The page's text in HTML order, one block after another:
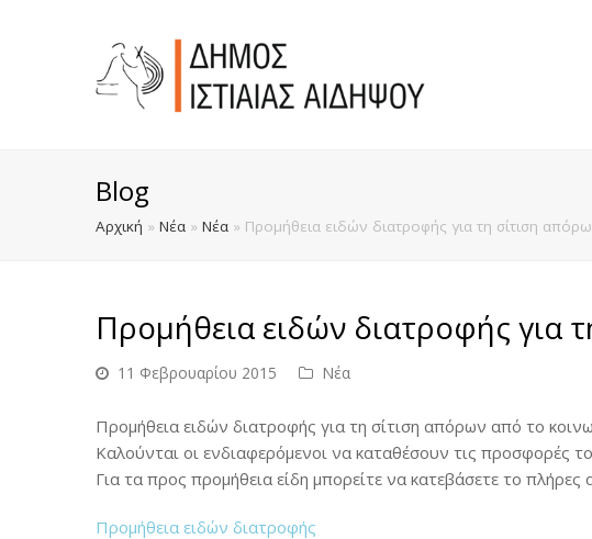
Blog
Αρχική » Νέα » Νέα » Προμήθεια ειδών διατροφής για τη σίτιση
Προμήθεια ειδών διατροφής για
11 Φεβρουαρίου 2015 Νέα
Προμήθεια ειδών διατροφής για τη σίτιση απόρων από το
Καλούνται οι ενδιαφερόμενοι να καταθέσουν τις προσφορές
Για τα προς προμήθεια είδη μπορείτε να κατεβάσετε το πλήρες
Προμήθεια ειδών διατροφής